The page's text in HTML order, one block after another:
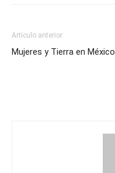
Artículo anterior
Mujeres y Tierra en México